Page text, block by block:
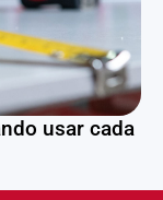
usar cada